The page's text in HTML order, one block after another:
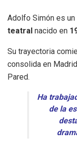
Adolfo Simón es un
teatral nacido en
Su trayectoria
consolida en
Pared.
Ha
de la